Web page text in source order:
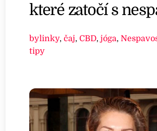
které zatočí s
bylinky,čaj,CBD,jóga,
tipy